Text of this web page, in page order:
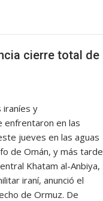
cierre total de
iraníes y
enfrentaron en las
jueves en las aguas
de Omán, y más tarde
Khatam al-Anbiya,
iraní, anunció el
de Ormuz. De